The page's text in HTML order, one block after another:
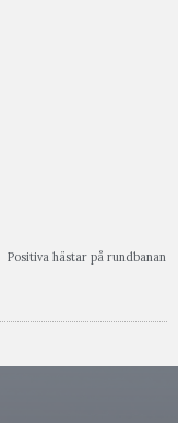
Positiva hästar på rundbanan